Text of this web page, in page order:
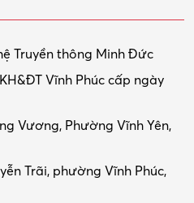
Truyền thông Minh Đức
Vĩnh Phúc cấp ngày
Vương, Phường Vĩnh Yên,
Trãi, phường Vĩnh Phúc,